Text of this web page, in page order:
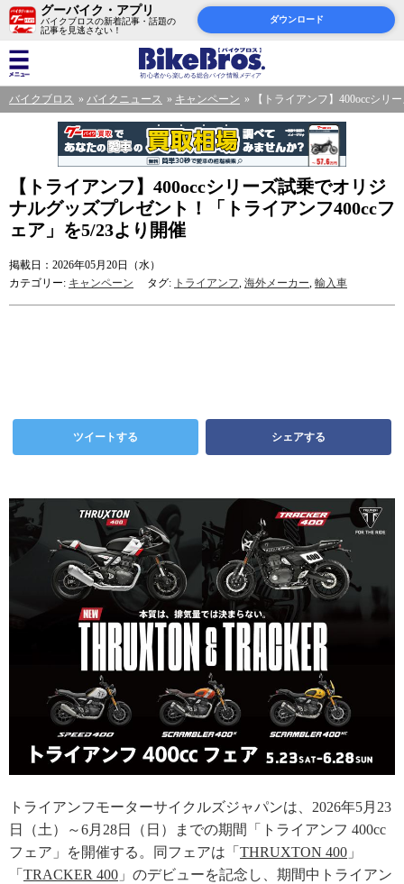
グーバイク・アプリ
バイクブロスの新着記事・話題の
記事を見逃さない！
ダウンロード
バイクブロス バイクニュース キャンペーン 【トライアンフ】400occシリ
【トライアンフ】400occシリーズ試乗でオリジ
ナルグッズプレゼント！「トライアンフ400ccフ
ェア」を5/23より開催
掲載日：2026年05月20日（水）
カテゴリー: キャンペーン タグ: トライアンフ, 海外メーカー, 輸入車
ツイートする シェアする
トライアンフモーターサイクルズジャパンは、2026年5月23
日（土）～6月28日（日）までの期間「トライアンフ 400cc
フェア」を開催する。同フェアは「 THRUXTON 400 」
「 TRACKER 400 」のデビューを記念し、期間中トライアン